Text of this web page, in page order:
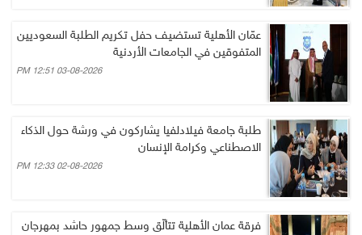
عمّان الأهلية تستضيف حفل تكريم الطلبة السعوديين
المتفوقين في الجامعات الأردنية
03-08-2026 12:51 PM
طلبة جامعة فيلادلفيا يشاركون في ورشة حول الذكاء
الاصطناعي وكرامة الإنسان
02-08-2026 12:33 PM
فرقة عمان الأهلية تتألّق وسط جمهور حاشد بمهرجان